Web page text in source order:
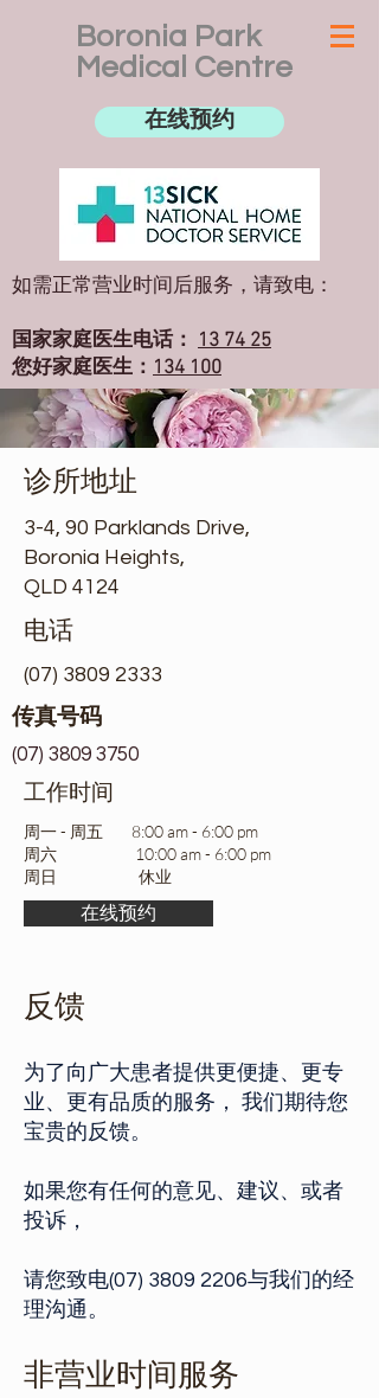
Boronia Park
Medical Centre
在线预约
如需正常营业时间后服务，请致电：
国家家庭医生电话： 13 74 25
您好家庭医生： 134 100
Logan Medicare 紧急护理诊所，电话：
07 3380 0150
（仅限紧急护理）
诊所地址
3-4, 90 Parklands Drive,
Boronia Heights,
QLD 4124
电话
(07) 3809 2333
传真号码
(07) 3809 3750
工作时间
周一 - 周五 8:00 am - 6:00 pm
周六 10:00 am - 6:00 pm
周日 休业
在线预约
反馈
为了向广大患者提供更便捷、更专
业、更有品质的服务， 我们期待您
宝贵的反馈。
如果您有任何的意见、建议、或者
投诉，
请您致电(07) 3809 2206与我们的经
理沟通。
非营业时间服务